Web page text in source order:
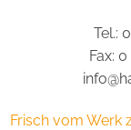
Tel.:
Fax:
Frisch vom Werk